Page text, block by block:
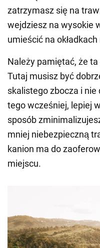
zatrzymasz się na
wejdziesz na wysokie
umieścić na
Należy pamiętać, że
Tutaj musisz być
skalistego zbocza i nie
tego wcześniej, lepiej
sposób
mniej niebezpieczną
kanion ma do
miejscu.